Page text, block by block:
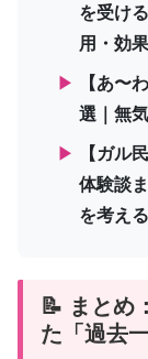
を受け
用・効
▶
【あ〜
選｜無
▶
【ガル
体験談
を考える
📝 まとめ
た「過去